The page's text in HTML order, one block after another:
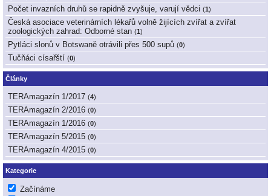
Počet invazních druhů se rapidně zvyšuje, varují vědci (1)
Česká asociace veterinárních lékařů volně žijících zvířat a zvířat
zoologických zahrad: Odborné stan (1)
Pytláci slonů v Botswaně otrávili přes 500 supů (0)
Tučňáci císařští (0)
Články
TERAmagazín 1/2017 (4)
TERAmagazín 2/2016 (0)
TERAmagazín 1/2016 (0)
TERAmagazín 5/2015 (0)
TERAmagazín 4/2015 (0)
Kategorie
Začínáme